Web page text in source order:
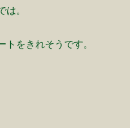
。
をきれそうです。